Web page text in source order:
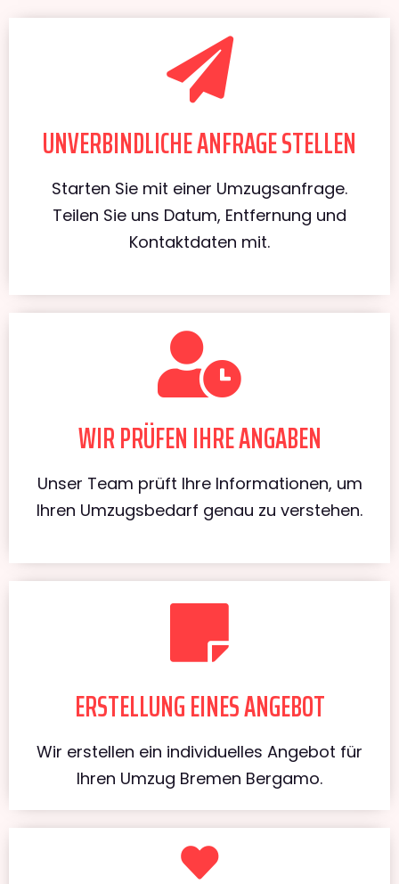
UNVERBINDLICHE ANFRAGE STELLEN
Starten Sie mit einer Umzugsanfrage.
Teilen Sie uns Datum, Entfernung und
Kontaktdaten mit.
WIR PRÜFEN IHRE ANGABEN
Unser Team prüft Ihre Informationen, um
Ihren Umzugsbedarf genau zu verstehen.
ERSTELLUNG EINES ANGEBOT
Wir erstellen ein individuelles Angebot für
Ihren Umzug Bremen Bergamo.